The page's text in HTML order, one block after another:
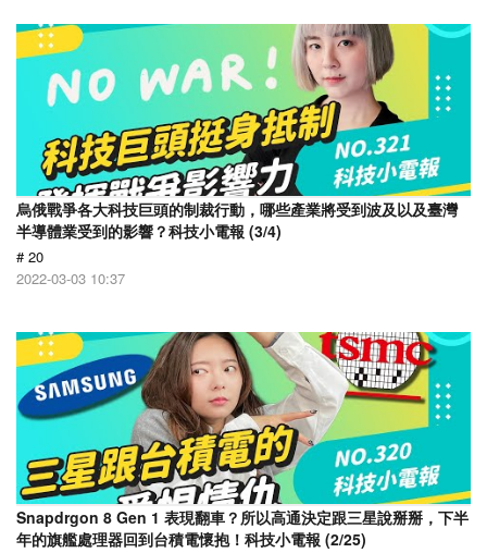
烏俄戰爭各大科技巨頭的制裁行動，哪些產業將受到波及以及臺灣
半導體業受到的影響？科技小電報 (3/4)
# 20
2022-03-03 10:37
Snapdrgon 8 Gen 1 表現翻車？所以高通決定跟三星說掰掰，下半
年的旗艦處理器回到台積電懷抱！科技小電報 (2/25)